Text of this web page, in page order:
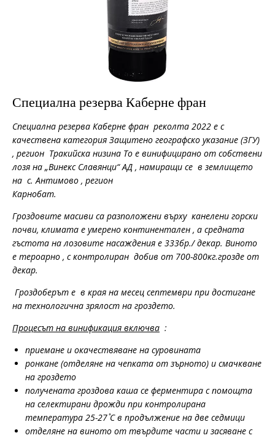
Специална резерва Каберне фран
Специална резерва Каберне фран реколта 2022 е с
качествена категория Защитено географско указание (ЗГУ)
, регион Тракийска низина То е винифицирано от собствени
лозя на „Винекс Славянци“ АД , намиращи се в землището
на с. Антимово , регион
Карнобат.
Гроздовите масиви са разположени върху канелени горски
почви, климата е умерено континентален , а средната
гъстота на лозовите насаждения е 333бр./ декар. Виното
е тероарно , с контролиран добив от 700-800кг.грозде от
декар.
Гроздоберът е в края на месец септември при достигане
на технологична зрялост на гроздето.
Процесът на винификация включва :
приемане и окачествяване на суровината
ронкане (отделяне на чепката от зърното) и смачкване
на гроздето
получената гроздова каша се ферментира с помощта
на селектирани дрожди при контролирана
температура 25-27 ̊С в продължение на две седмици
отделяне на виното от твърдите части и засяване с